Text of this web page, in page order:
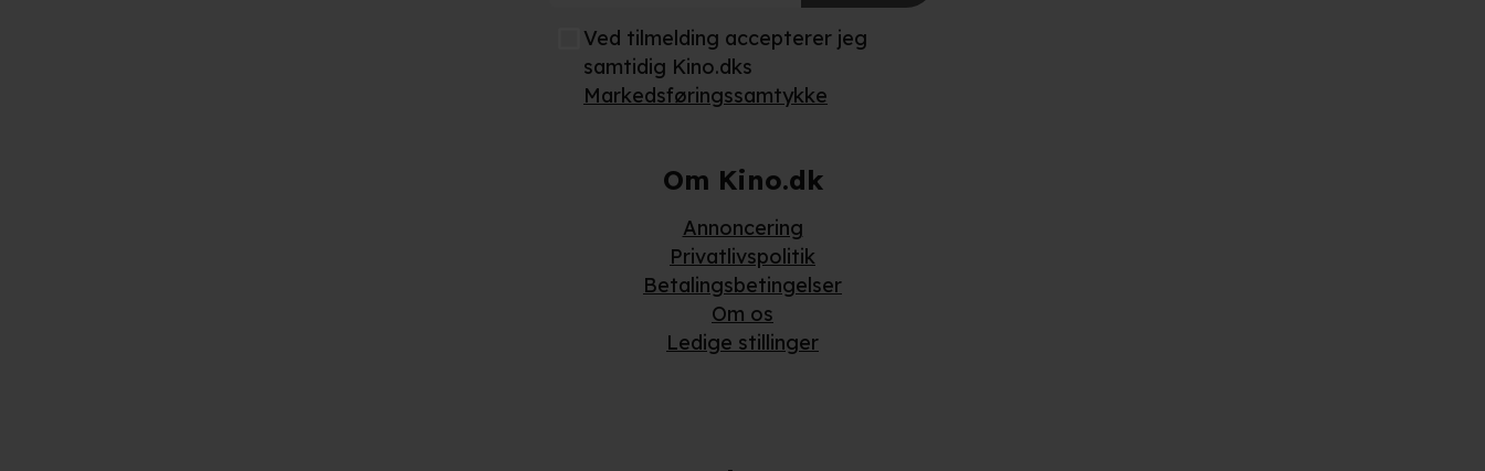
Ved tilmelding accepterer jeg
samtidig Kino.dks
Markedsføringssamtykke
Om Kino.dk
Annoncering
Privatlivspolitik
Betalingsbetingelser
Om os
Ledige stillinger